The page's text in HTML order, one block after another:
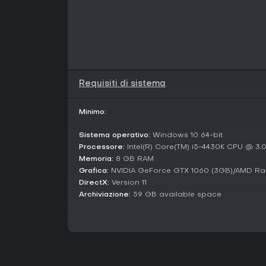
Requisiti di sistema
Minimo:
Sistema operativo: Windows 10 64-bit
Processore: Intel(R) Core(TM) i5-4430K CPU @
Memoria: 8 GB RAM
Grafica: NVIDIA GeForce GTX 1060 (3GB)/AMD
DirectX: Version 11
Archiviazione: 59 GB available space